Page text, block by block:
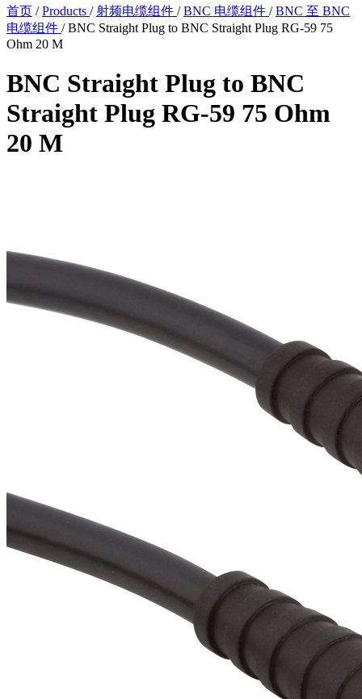
首页 / Products / 射频电缆组件 / BNC 电缆组件 / BNC 至 BNC
电缆组件 / BNC Straight Plug to BNC Straight Plug RG-59 75
Ohm 20 M
BNC Straight Plug to BNC
Straight Plug RG-59 75 Ohm
20 M